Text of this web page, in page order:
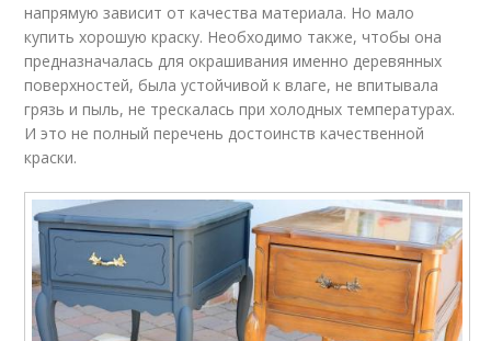
напрямую зависит от качества материала. Но мало
купить хорошую краску. Необходимо также, чтобы она
предназначалась для окрашивания именно деревянных
поверхностей, была устойчивой к влаге, не впитывала
грязь и пыль, не трескалась при холодных температурах.
И это не полный перечень достоинств качественной
краски.